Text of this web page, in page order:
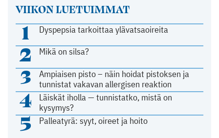
VIIKON LUETUIMMAT
1 Dyspepsia tarkoittaa ylävatsaoireita
2 Mikä on silsa?
3
Ampiaisen pisto – näin hoidat pistoksen ja
tunnistat vakavan allergisen reaktion
4
Läiskät iholla — tunnistatko, mistä on
kysymys?
5 Palleatyrä: syyt, oireet ja hoito